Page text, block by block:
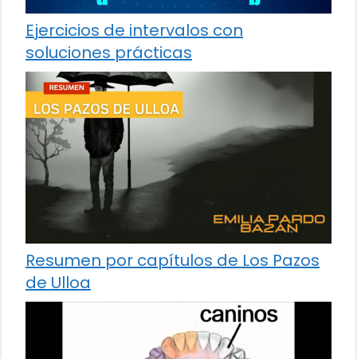
Ejercicios de intervalos con
soluciones prácticas
Resumen por capítulos de Los Pazos
de Ulloa